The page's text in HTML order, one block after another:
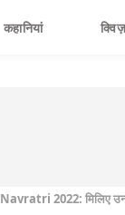
कहानियां
Navratri 2022: मिलिए उन